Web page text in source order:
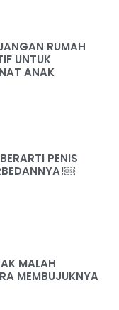
RUMAH
UNTUK
ANAK
PENIS
MALAH
MEMBUJUKNYA